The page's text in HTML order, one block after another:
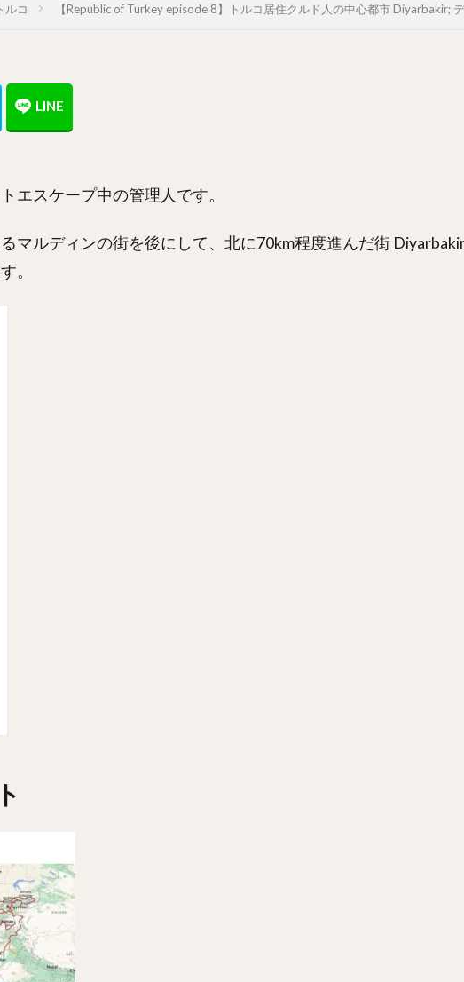
ルコ 【Republic of Turkey episode 8】トルコ居住クルド人の中心都市 Diyarbakir;
エスケープ中の管理人です。
マルディンの街を後にして、北に70km程度進んだ街
。